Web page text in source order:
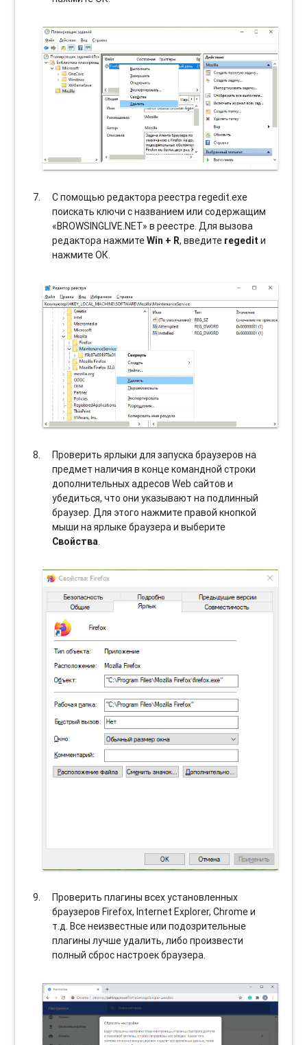
С помощью редактора реестра regedit.exe
поискать ключи с названием или содержащим
«BROWSINGLIVE.NET» в реестре. Для вызова
редактора нажмитеWin + R, введите regedit и
нажмите ОК.
Проверить ярлыки для запуска браузеров на
предмет наличия в конце командной строки
дополнительных адресов Web сайтов и
убедиться, что они указывают на подлинный
браузер. Для этого нажмите правой кнопкой
мыши на ярлыке браузера и выберите
Свойства.
Проверить плагины всех установленных
браузеров Firefox, Internet Explorer, Chrome и
т.д. Все неизвестные или подозрительные
плагины лучше удалить, либо произвести
полный сброс настроек браузера.